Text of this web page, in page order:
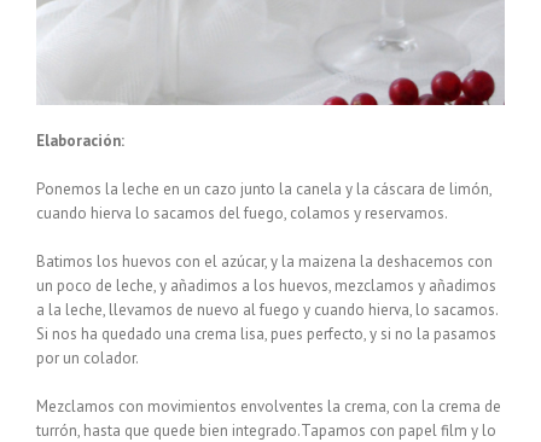
Elaboración:
Ponemos la leche en un cazo junto la canela y la cáscara de limón,
cuando hierva lo sacamos del fuego, colamos y reservamos.
Batimos los huevos con el azúcar, y la maizena la deshacemos con
un poco de leche, y añadimos a los huevos, mezclamos y añadimos
a la leche, llevamos de nuevo al fuego y cuando hierva, lo sacamos.
Si nos ha quedado una crema lisa, pues perfecto, y si no la pasamos
por un colador.
Mezclamos con movimientos envolventes la crema, con la crema de
turrón, hasta que quede bien integrado.Tapamos con papel film y lo